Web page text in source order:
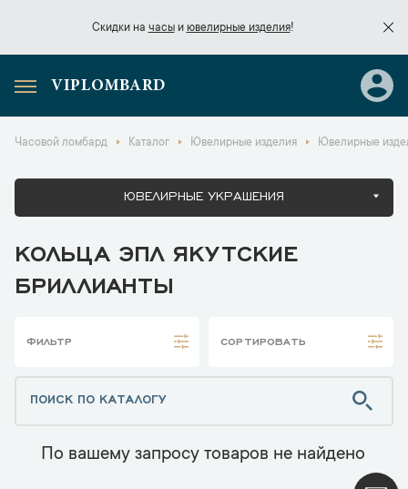
Скидки на часыи ювелирные изделия!
Скидки начасы
VIPLOMBARD
Часовой ломбард Каталог Ювелирные изделия Ювелирные
ЮВЕЛИРНЫЕ УКРАШЕНИЯ
КОЛЬЦА ЭПЛ ЯКУТСКИЕ
БРИЛЛИАНТЫ
ФИЛЬТР СОРТИРОВАТЬ
По вашему запросу товаров не найдено